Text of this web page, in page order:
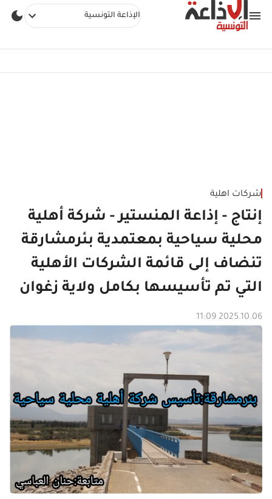
الإذاعة التونسية
شركات اهلية
إنتاج - إذاعة المنستير - شركة أهلية
محلية سياحية بمعتمدية بئرمشارقة
تنضاف إلى قائمة الشركات الأهلية
التي تم تأسيسها بكامل ولاية زغوان
2025.10.06 11:09